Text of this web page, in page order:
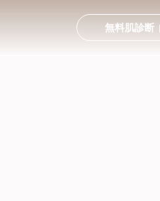
無料肌診断